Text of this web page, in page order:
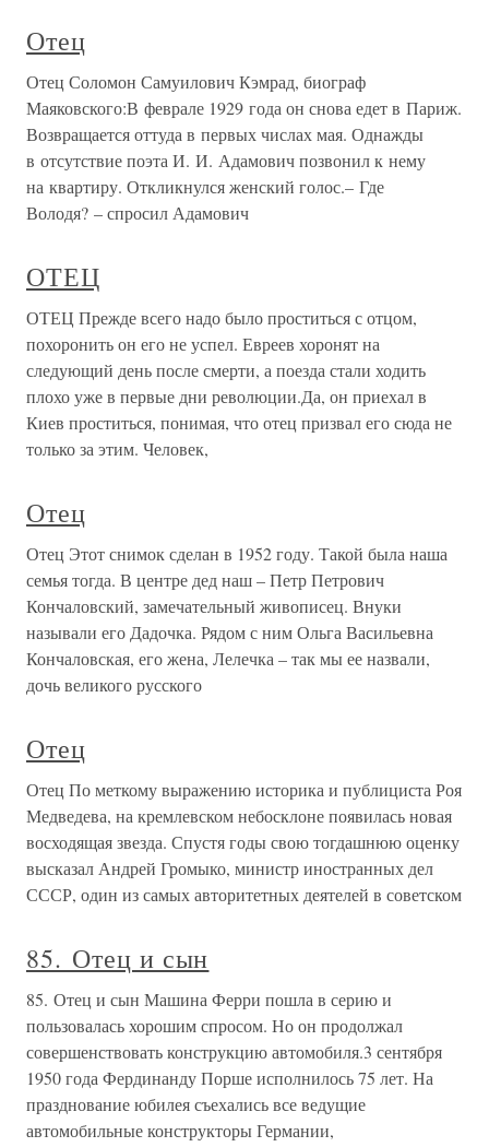
Отец
Отец Соломон Самуилович Кэмрад, биограф
Маяковского:В феврале 1929 года он снова едет в Париж.
Возвращается оттуда в первых числах мая. Однажды
в отсутствие поэта И. И. Адамович позвонил к нему
на квартиру. Откликнулся женский голос.– Где
Володя? – спросил Адамович
ОТЕЦ
ОТЕЦ Прежде всего надо было проститься с отцом,
похоронить он его не успел. Евреев хоронят на
следующий день после смерти, а поезда стали ходить
плохо уже в первые дни революции.Да, он приехал в
Киев проститься, понимая, что отец призвал его сюда не
только за этим. Человек,
Отец
Отец Этот снимок сделан в 1952 году. Такой была наша
семья тогда. В центре дед наш – Петр Петрович
Кончаловский, замечательный живописец. Внуки
называли его Дадочка. Рядом с ним Ольга Васильевна
Кончаловская, его жена, Лелечка – так мы ее назвали,
дочь великого русского
Отец
Отец По меткому выражению историка и публициста Роя
Медведева, на кремлевском небосклоне появилась новая
восходящая звезда. Спустя годы свою тогдашнюю оценку
высказал Андрей Громыко, министр иностранных дел
СССР, один из самых авторитетных деятелей в советском
85. Отец и сын
85. Отец и сын Машина Ферри пошла в серию и
пользовалась хорошим спросом. Но он продолжал
совершенствовать конструкцию автомобиля.3 сентября
1950 года Фердинанду Порше исполнилось 75 лет. На
празднование юбилея съехались все ведущие
автомобильные конструкторы Германии,